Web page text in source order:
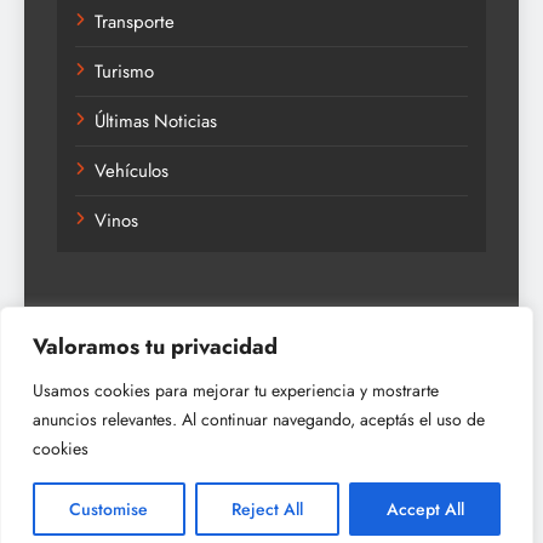
Valoramos tu privacidad
Usamos cookies para mejorar tu experiencia y mostrarte
anuncios relevantes. Al continuar navegando, aceptás el uso de
cookies
Customise Reject All Accept All
Transporte
Turismo
Últimas Noticias
Vehículos
Vinos
Política De Privacidad